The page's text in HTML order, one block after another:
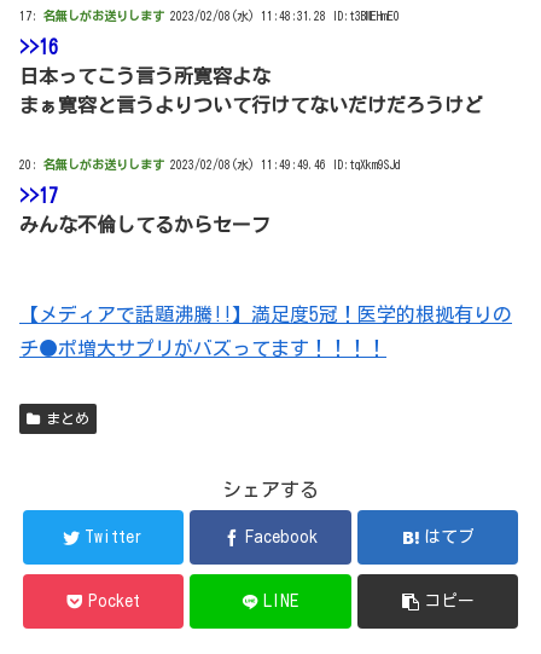
17: 名無しがお送りします 2023/02/08(水) 11:48:31.28 ID:t3BMEHmE0
>>16
日本ってこう言う所寛容よな
まぁ寛容と言うよりついて行けてないだけだろうけど
20: 名無しがお送りします 2023/02/08(水) 11:49:49.46 ID:tqXkm9SJd
>>17
みんな不倫してるからセーフ
【メディアで話題沸騰!!】満足度5冠！医学的根拠有りの
チ●ポ増大サプリがバズってます！！！！
まとめ
シェアする
Twitter Facebook はてブ
Pocket LINE コピー